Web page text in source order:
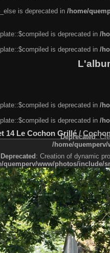
is deprecated in /home/
is deprecated in /
is deprecated in /
is deprecated in /
is deprecated in /
smarty_internal_template.php
14 Le Cochon Grillé /
Deprecated:
/home/
Deprecated: Creation of dynamic
quemperv/www/photos/include/